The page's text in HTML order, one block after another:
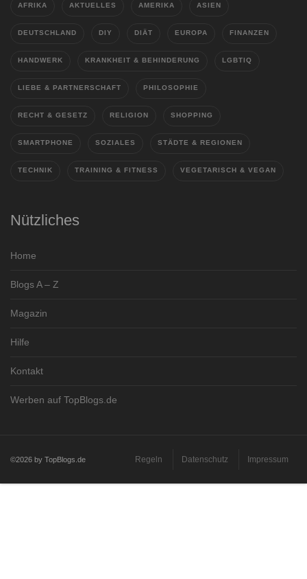
AFRIKA AKTUELLES AMERIKA ASIEN
DEUTSCHLAND DIY DIÄT EUROPA FINANZEN
HANDWERK KRANKHEIT & BEHINDERUNG LGBTIQ
LIEBE & PARTNERSCHAFT PHILOSOPHIE
RECHT & GESETZ RELIGION SHOPPING
SMARTPHONE SOZIALES STÄDTE & REGIONEN
TECHNIK TRAINING & FITNESS VEGETARISCH & VEGAN
Nützliches
Home
Blogs A – Z
Magazin
Hilfe
Kontakt
Werben auf TopBlogs.de
©2026 by TopBlogs.de Regeln Datenschutz Impressum